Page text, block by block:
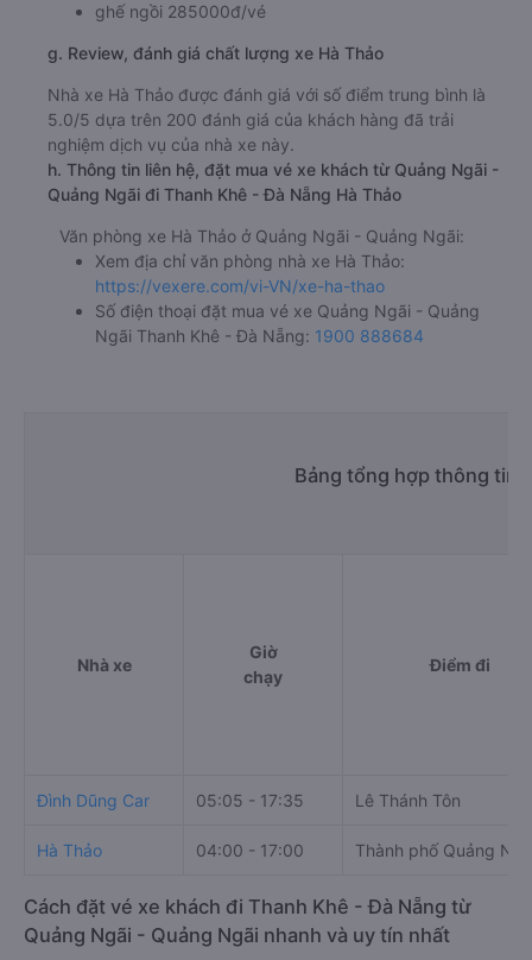
ghế ngồi 285000đ/vé
g. Review, đánh giá chất lượng xe Hà Thảo
Nhà xe Hà Thảo được đánh giá với số điểm trung bình là
5.0/5 dựa trên 200 đánh giá của khách hàng đã trải
nghiệm dịch vụ của nhà xe này.
h. Thông tin liên hệ, đặt mua vé xe khách từ Quảng Ngãi -
Quảng Ngãi đi Thanh Khê - Đà Nẵng Hà Thảo
Văn phòng xe Hà Thảo ở Quảng Ngãi - Quảng Ngãi:
Xem địa chỉ văn phòng nhà xe Hà Thảo:
https://vexere.com/vi-VN/xe-ha-thao
Số điện thoại đặt mua vé xe Quảng Ngãi - Quảng
Ngãi Thanh Khê - Đà Nẵng: 1900 888684
Bảng tổng hợp thông tin
Nhà xe
Giờ
chạy
Điểm đi
Đình Dũng Car 05:05 - 17:35 Lê Thánh Tôn
Hà Thảo 04:00 - 17:00 Thành phố Quảng
Cách đặt vé xe khách đi Thanh Khê - Đà Nẵng từ
Quảng Ngãi - Quảng Ngãi nhanh và uy tín nhất